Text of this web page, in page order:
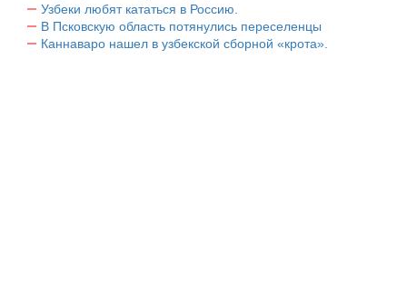
Узбеки любят кататься в Россию.
В Псковскую область потянулись переселенцы
Каннаваро нашел в узбекской сборной «крота».